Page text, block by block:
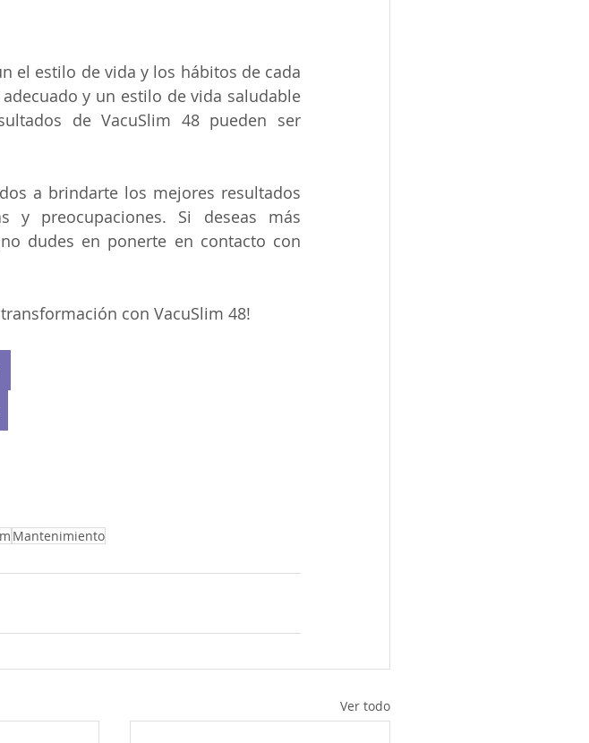
el estilo de vida y los hábitos de cada
y un estilo de vida saludable
a brindarte los mejores resultados
y preocupaciones. Si deseas más
dudes en ponerte en contacto con
con VacuSlim 48!
Mantenimiento
Ver todo